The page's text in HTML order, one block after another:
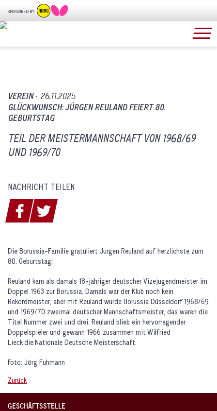
SPONSORED BY:
VEREIN · 26.11.2025
GLÜCKWUNSCH: JÜRGEN REULAND FEIERT 80.
GEBURTSTAG
TEIL DER MEISTERMANNSCHAFT VON 1968/69
UND 1969/70
NACHRICHT TEILEN
Die Borussia-Familie gratuliert Jürgen Reuland auf herzlichste zum
80. Geburtstag!
Reuland kam als damals 18-jähriger deutscher Vizejugendmeister im
Doppel 1963 zur Borussia. Damals war der Klub noch kein
Rekordmeister, aber mit Reuland wurde Borussia Düsseldorf 1968/69
und 1969/70 zweimal deutscher Mannschaftsmeister, das waren die
Titel Nummer zwei und drei. Reuland blieb ein hervorragender
Doppelspieler und gewann 1966 zusammen mit Wilfried
Lieck die Nationale Deutsche Meisterschaft.
Foto: Jörg Fuhmann
Zurück
GESCHÄFTSSTELLE